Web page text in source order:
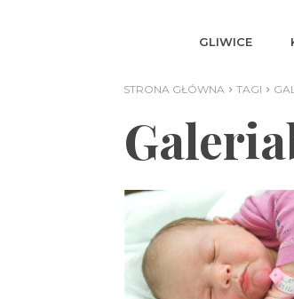
GLIWICE
STRONA GŁÓWNA TAGI